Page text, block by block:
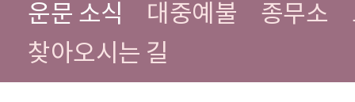
운문 소식
대중예불 종무소
찾아오시는 길